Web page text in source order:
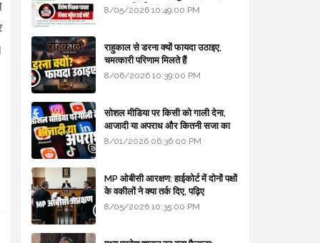
सरकार से माँगा जवाब
8/05/2026 10:49:00 PM
राहुकाल से डरना क्यों फायदा उठाइए,
चमत्कारी परिणाम मिलते हैं
8/06/2026 10:39:00 PM
सोशल मीडिया पर किसी को गाली देना,
आजादी या अपराध और कितनी सजा का
प्रावधान - free legal advice
8/01/2026 06:36:00 PM
MP ओबीसी आरक्षण: हाईकोर्ट में दोनों पक्षों
के वकीलों ने क्या तर्क दिए, पढ़िए
8/05/2026 10:35:00 PM